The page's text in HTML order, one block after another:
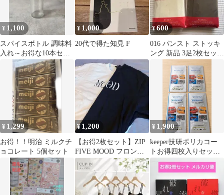
¥ 1,100
スパイスボトル 調味料
入れ～お得な10本セッ
¥ 1,000
20代で得た知見 F
¥600
016 パンスト ストッキ
ング 新品 3足2枚セット
¥ 1,299
お得！！明治 ミルクチ
ョコレート 5個セット
¥ 1,200
【お得2枚セット】ZIP
FIVE MOOD フロント
ロゴ Tシャツ（白・
黒）S
¥ 1,900
keeper技研ポリカコー
トお得四枚入りセット
（2台分）